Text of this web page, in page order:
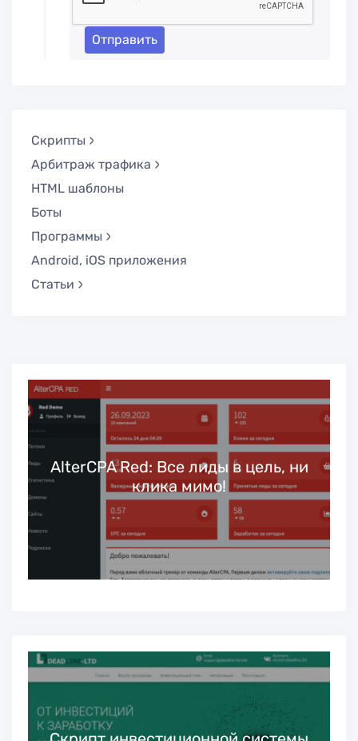
Отправить
Скрипты
Арбитраж трафика
HTML шаблоны
Боты
Программы
Android, iOS приложения
Статьи
AlterCPA Red: Все лиды в цель, ни
клика мимо!